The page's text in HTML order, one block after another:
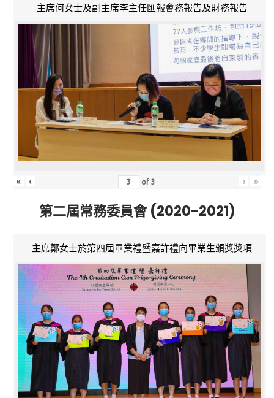
主席何女士及副主席李主任匯報會務報告及財務報告
« ‹ of3 › »
第二屆常務委員會 (2020-2021)
主席鄭女士於第四屆畢業禮暨嘉許禮向畢業生頒獎獎項